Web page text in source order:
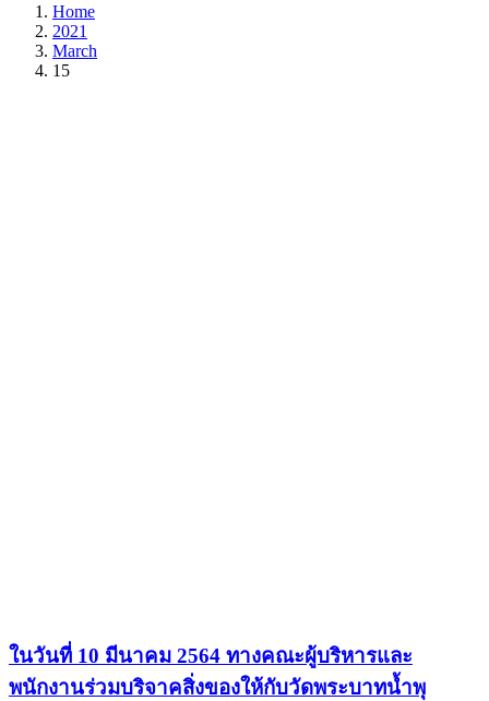
Home
2021
March
15
ในวันที่ 10 มีนาคม 2564 ทางคณะผู้บริหารและ
พนักงานร่วมบริจาคสิ่งของให้กับวัดพระบาทน้ำพุ